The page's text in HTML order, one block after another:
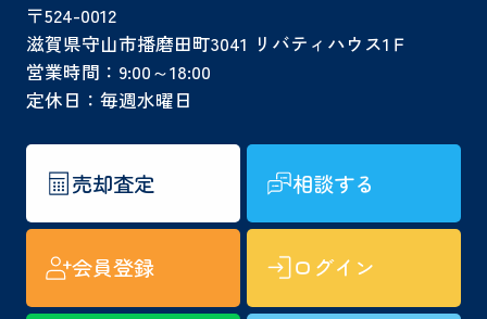
〒524-0012
滋賀県守山市播磨田町3041 リバティハウス1Ｆ
営業時間：9:00～18:00
定休日：毎週水曜日
売却査定 相談する
会員登録 ログイン